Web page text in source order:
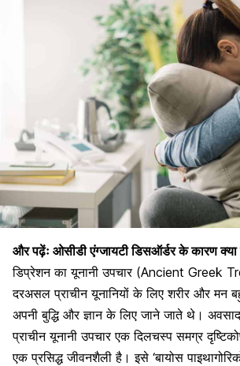
और पढ़ेंः ओसीडी एंग्जायटी डिसऑर्डर के कारण क्या
डिप्रेशन का यूनानी उपचार (Ancient Greek
दरअसल प्राचीन यूनानियों के लिए शरीर और मन
अपनी बुद्धि और ज्ञान के लिए जाने जाते थे।
प्राचीन यूनानी उपचार एक दिलचस्प समग्र
एक प्रसिद्ध जीवनशैली है। इसे ‘बायोस